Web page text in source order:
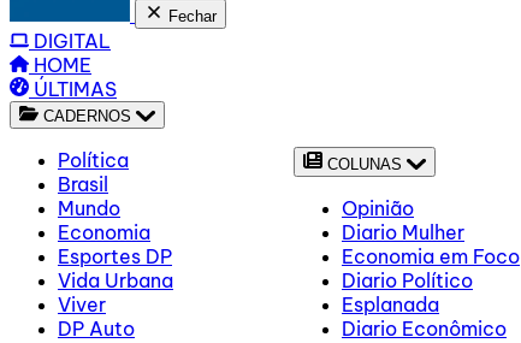
Fechar
DIGITAL
HOME
ÚLTIMAS
CADERNOS
Política
Brasil
Mundo
Economia
Esportes DP
Vida Urbana
Viver
DP Auto
COLUNAS
Opinião
Diario Mulher
Economia em Foco
Diario Político
Esplanada
Diario Econômico